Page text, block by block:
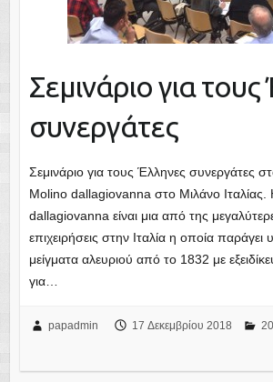
Σεμινάριο για
συνεργάτες
Σεμινάριο για τους Έλληνες συνεργάτες
Molino dallagiovanna στο Μιλάνο Ιταλίας.
dallagiovanna είναι μια από της
επιχειρήσεις στην Ιταλία η οποία
μείγματα αλευριού από το 1832 με
για…
papadmin 17 Δεκεμβρίου 2018